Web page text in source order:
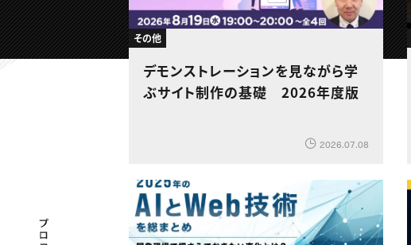
プロフェッショナル×つながる×メディア
その他
デモンストレーションを見ながら学
ぶサイト制作の基礎 2026年度版
2026.07.08